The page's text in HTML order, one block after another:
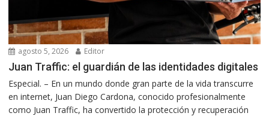
agosto 5, 2026 Editor
Juan Traffic: el guardián de las identidades digitales
Especial. – En un mundo donde gran parte de la vida transcurre
en internet, Juan Diego Cardona, conocido profesionalmente
como Juan Traffic, ha convertido la protección y recuperación